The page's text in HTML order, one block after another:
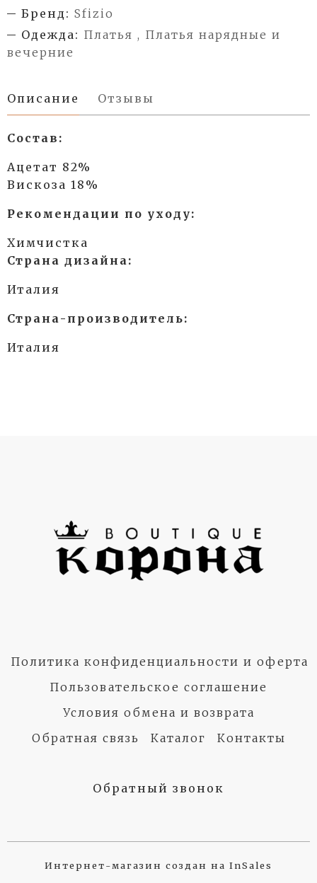
Бренд: Sfizio
Одежда: Платья , Платья нарядные и
вечерние
Описание Отзывы
Состав:
Ацетат 82%
Вискоза 18%
Рекомендации по уходу:
Химчистка
Страна дизайна:
Италия
Страна-производитель:
Италия
Политика конфиденциальности и оферта
Пользовательское соглашение
Условия обмена и возврата
Обратная связь
Каталог Контакты
Обратный звонок
Интернет-магазин создан на InSales